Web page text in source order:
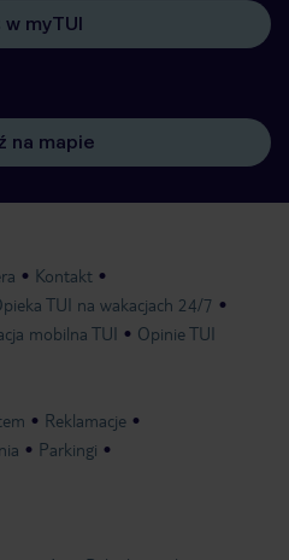
myTUI
na mapie
Kontakt
TUI na wakacjach 24/7
mobilna TUI Opinie TUI
Reklamacje
Parkingi